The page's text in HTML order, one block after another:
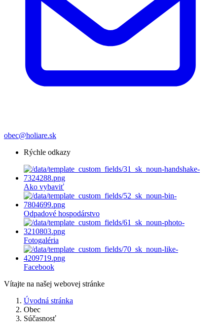
obec@holiare.sk
Rýchle odkazy
Ako vybaviť
Odpadové hospodárstvo
Fotogaléria
Facebook
Vítajte na našej webovej stránke
Úvodná stránka
Obec
Súčasnosť